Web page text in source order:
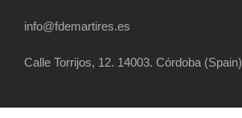
info@fdemartires.es
Calle Torrijos, 12. 14003. Córdoba (Spain)